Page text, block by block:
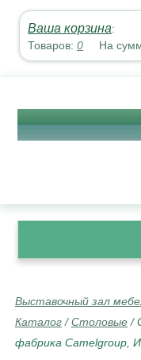
Ваша корзина:
Товаров:0 На
Выставочный зал
Каталог /Столовые /
фабрика Camelgroup,